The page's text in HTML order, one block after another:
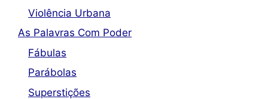
Violência Urbana
As Palavras Com Poder
Fábulas
Parábolas
Superstições